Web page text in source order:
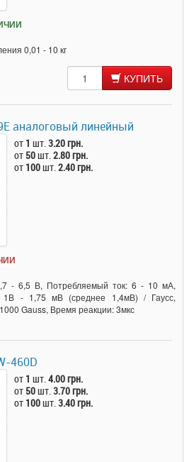
0,01 - 10 кг
КУПИТЬ
аналоговый линейный
от 1 шт.3.20 грн.
от 50шт.2.80 грн.
от 100шт.2.40 грн.
- 6,5 В, Потребляемый ток: 6 - 10 мА,
1В - 1,75 мВ (среднее 1,4мВ) / Гаусс,
Gauss, Время реакции: 3мкс
460D
от 1 шт.4.00 грн.
от 50шт.3.70 грн.
от 100шт.3.40 грн.